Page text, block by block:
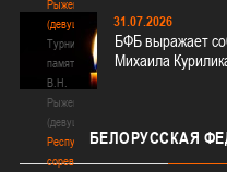
Рыженкова
(девушки)
Турнир
памяти
В.Н.
Рыженкова
(девушки)
Республиканские
соревнования
31.07.2026
БФБ выражает
Михаила
БЕЛОРУССКАЯ